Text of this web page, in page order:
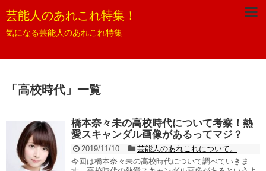
芸能人のあれこれ特集！
気になる芸能人のあれこれ特集
「 高校時代 」 一覧
橋本奈々未の高校時代について考察！熱
愛スキャンダル画像があるってマジ？
2019/11/10
芸能人のあれこれについて。
今回は橋本奈々未の高校時代について調べていきま